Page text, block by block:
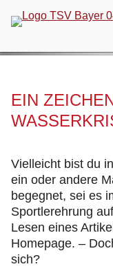
überspringen
EIN
Vielleicht bist du
ein oder andere
begegnet, sei es
Sportlerehrung
Lesen eines
Homepage. –
sich?